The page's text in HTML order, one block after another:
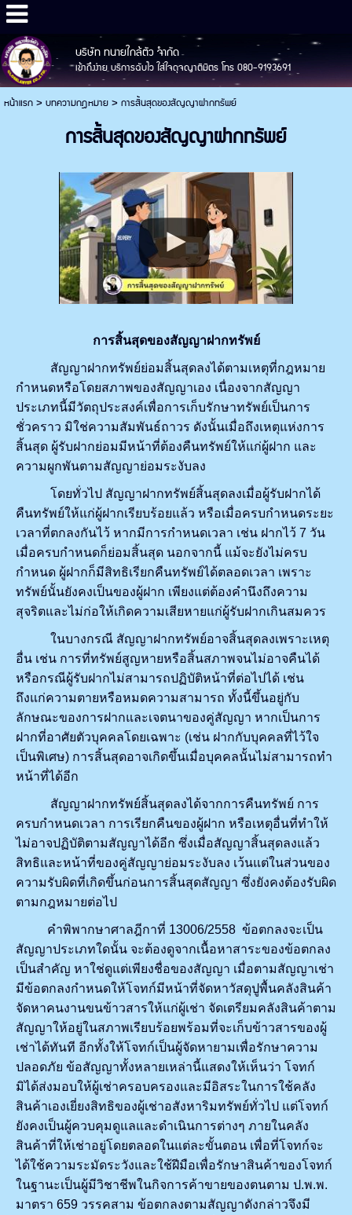
บริษัท ทนายใกล้ตัว จำกัด
เข้าถึงง่าย บริการฉับไว ใส่ใจดุจญาติมิตร โทร 080-9193691
หน้าแรก>บทความกฎหมาย>การสิ้นสุดของสัญญาฝากทรัพย์
การสิ้นสุดของสัญญาฝากทรัพย์
การสิ้นสุดของสัญญาฝากทรัพย์
สัญญาฝากทรัพย์ย่อมสิ้นสุดลงได้ตามเหตุที่กฎหมาย
กำหนดหรือโดยสภาพของสัญญาเอง เนื่องจากสัญญา
ประเภทนี้มีวัตถุประสงค์เพื่อการเก็บรักษาทรัพย์เป็นการ
ชั่วคราว มิใช่ความสัมพันธ์ถาวร ดังนั้นเมื่อถึงเหตุแห่งการ
สิ้นสุด ผู้รับฝากย่อมมีหน้าที่ต้องคืนทรัพย์ให้แก่ผู้ฝาก และ
ความผูกพันตามสัญญาย่อมระงับลง
โดยทั่วไป สัญญาฝากทรัพย์สิ้นสุดลงเมื่อผู้รับฝากได้
คืนทรัพย์ให้แก่ผู้ฝากเรียบร้อยแล้ว หรือเมื่อครบกำหนดระยะ
เวลาที่ตกลงกันไว้ หากมีการกำหนดเวลา เช่น ฝากไว้ 7 วัน
เมื่อครบกำหนดก็ย่อมสิ้นสุด นอกจากนี้ แม้จะยังไม่ครบ
กำหนด ผู้ฝากก็มีสิทธิเรียกคืนทรัพย์ได้ตลอดเวลา เพราะ
ทรัพย์นั้นยังคงเป็นของผู้ฝาก เพียงแต่ต้องคำนึงถึงความ
สุจริตและไม่ก่อให้เกิดความเสียหายแก่ผู้รับฝากเกินสมควร
ในบางกรณี สัญญาฝากทรัพย์อาจสิ้นสุดลงเพราะเหตุ
อื่น เช่น การที่ทรัพย์สูญหายหรือสิ้นสภาพจนไม่อาจคืนได้
หรือกรณีผู้รับฝากไม่สามารถปฏิบัติหน้าที่ต่อไปได้ เช่น
ถึงแก่ความตายหรือหมดความสามารถ ทั้งนี้ขึ้นอยู่กับ
ลักษณะของการฝากและเจตนาของคู่สัญญา หากเป็นการ
ฝากที่อาศัยตัวบุคคลโดยเฉพาะ (เช่น ฝากกับบุคคลที่ไว้ใจ
เป็นพิเศษ) การสิ้นสุดอาจเกิดขึ้นเมื่อบุคคลนั้นไม่สามารถทำ
หน้าที่ได้อีก
สัญญาฝากทรัพย์สิ้นสุดลงได้จากการคืนทรัพย์ การ
ครบกำหนดเวลา การเรียกคืนของผู้ฝาก หรือเหตุอื่นที่ทำให้
ไม่อาจปฏิบัติตามสัญญาได้อีก ซึ่งเมื่อสัญญาสิ้นสุดลงแล้ว
สิทธิและหน้าที่ของคู่สัญญาย่อมระงับลง เว้นแต่ในส่วนของ
ความรับผิดที่เกิดขึ้นก่อนการสิ้นสุดสัญญา ซึ่งยังคงต้องรับผิด
ตามกฎหมายต่อไป
คำพิพากษาศาลฎีกาที่ 13006/2558 ข้อตกลงจะเป็น
สัญญาประเภทใดนั้น จะต้องดูจากเนื้อหาสาระของข้อตกลง
เป็นสำคัญ หาใช่ดูแต่เพียงชื่อของสัญญา เมื่อตามสัญญาเช่า
มีข้อตกลงกำหนดให้โจทก์มีหน้าที่จัดหาวัสดุปูพื้นคลังสินค้า
จัดหาคนงานขนข้าวสารให้แก่ผู้เช่า จัดเตรียมคลังสินค้าตาม
สัญญาให้อยู่ในสภาพเรียบร้อยพร้อมที่จะเก็บข้าวสารของผู้
เช่าได้ทันที อีกทั้งให้โจทก์เป็นผู้จัดหายามเพื่อรักษาความ
ปลอดภัย ข้อสัญญาทั้งหลายเหล่านี้แสดงให้เห็นว่า โจทก์
มิได้ส่งมอบให้ผู้เช่าครอบครองและมีอิสระในการใช้คลัง
สินค้าเองเยี่ยงสิทธิของผู้เช่าอสังหาริมทรัพย์ทั่วไป แต่โจทก์
ยังคงเป็นผู้ควบคุมดูแลและดำเนินการต่างๆ ภายในคลัง
สินค้าที่ให้เช่าอยู่โดยตลอดในแต่ละขั้นตอน เพื่อที่โจทก์จะ
ได้ใช้ความระมัดระวังและใช้ฝีมือเพื่อรักษาสินค้าของโจทก์
ในฐานะเป็นผู้มีวิชาชีพในกิจการค้าขายของตนตาม ป.พ.พ.
มาตรา 659 วรรคสาม ข้อตกลงตามสัญญาดังกล่าวจึงมี